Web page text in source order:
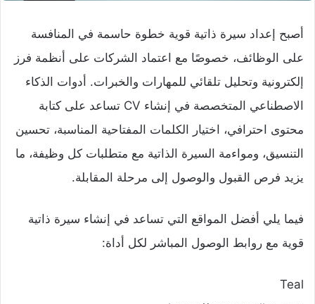
أصبح إعداد سيرة ذاتية قوية خطوة حاسمة في المنافسة
على الوظائف، خصوصًا مع اعتماد الشركات على أنظمة فرز
إلكترونية وتحليل تلقائي للمهارات والخبرات. أدوات الذكاء
الاصطناعي المتخصصة في إنشاء CV تساعد على كتابة
محتوى احترافي، اختيار الكلمات المفتاحية المناسبة، تحسين
التنسيق، ومواءمة السيرة الذاتية مع متطلبات كل وظيفة، ما
يزيد فرص القبول والوصول إلى مرحلة المقابلة.
فيما يلي أفضل المواقع التي تساعد في إنشاء سيرة ذاتية
قوية مع روابط الوصول المباشر لكل أداة:
Teal